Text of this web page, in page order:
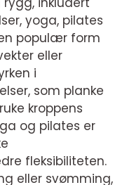
yoga, pilates
populær form
eller
i
som planke
kroppens
og pilates er
fleksibiliteten.
eller svømming,